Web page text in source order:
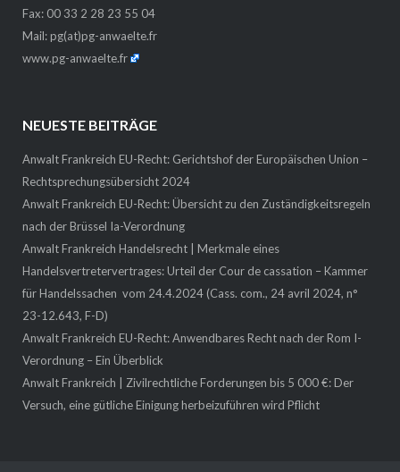
Fax: 00 33 2 28 23 55 04
Mail:pg(at)pg-anwaelte.fr
www.pg-anwaelte.fr
NEUESTE BEITRÄGE
Anwalt Frankreich EU-Recht: Gerichtshof der Europäischen Union –
Rechtsprechungsübersicht 2024
Anwalt Frankreich EU-Recht: Übersicht zu den Zuständigkeitsregeln
nach der Brüssel Ia-Verordnung
Anwalt Frankreich Handelsrecht | Merkmale eines
Handelsvertretervertrages: Urteil der Cour de cassation – Kammer
für Handelssachen vom 24.4.2024 (Cass. com., 24 avril 2024, n°
23-12.643, F-D)
Anwalt Frankreich EU-Recht: Anwendbares Recht nach der Rom I-
Verordnung – Ein Überblick
Anwalt Frankreich | Zivilrechtliche Forderungen bis 5 000 €: Der
Versuch, eine gütliche Einigung herbeizuführen wird Pflicht